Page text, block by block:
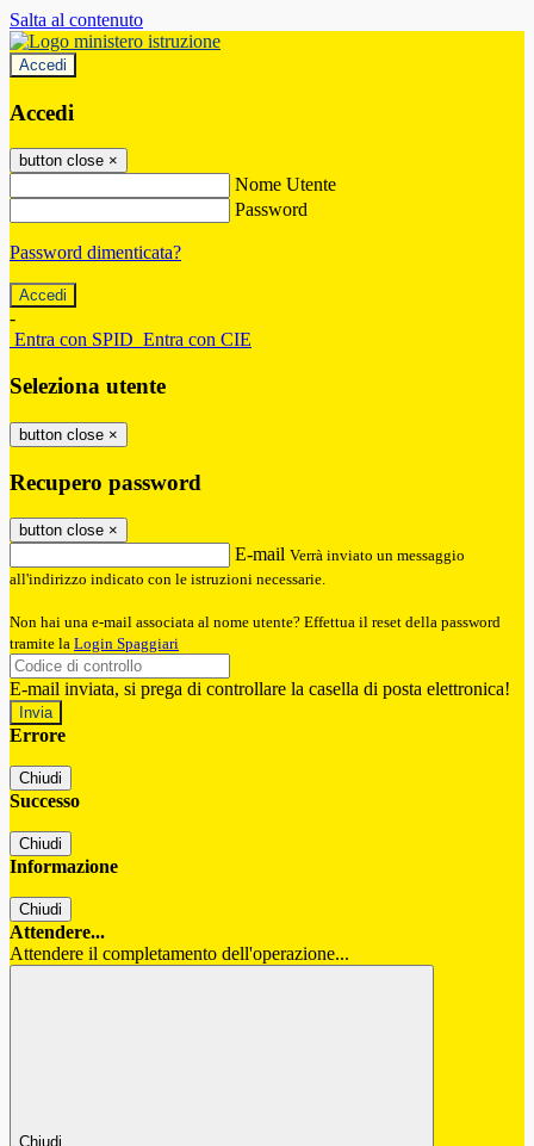
Salta al contenuto
Accedi
Accedi
button close ×
Nome Utente
Password
Password dimenticata?
-
Entra con SPID Entra con CIE
Seleziona utente
button close ×
Recupero password
button close ×
E-mail Verrà inviato un messaggio
all'indirizzo indicato con le istruzioni necessarie.
Non hai una e-mail associata al nome utente? Effettua il reset della password
tramite la Login Spaggiari
E-mail inviata, si prega di controllare la casella di posta elettronica!
Errore
Chiudi
Successo
Chiudi
Informazione
Chiudi
Attendere...
Attendere il completamento dell'operazione...
Chiudi